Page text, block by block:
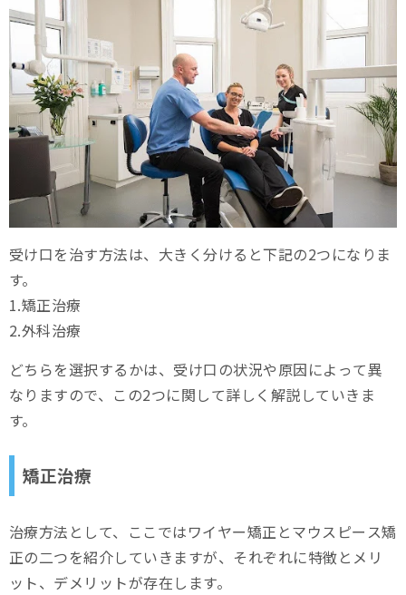
受け口を治す方法は、大きく分けると下記の2つになりま
す。
1.矯正治療
2.外科治療
どちらを選択するかは、受け口の状況や原因によって異
なりますので、この2つに関して詳しく解説していきま
す。
矯正治療
治療方法として、ここではワイヤー矯正とマウスピース矯
正の二つを紹介していきますが、それぞれに特徴とメリ
ット、デメリットが存在します。